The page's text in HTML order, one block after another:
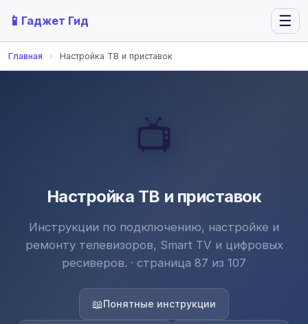
📱 Гаджет Гид ☰
Главная › Настройка ТВ и приставок
📺
Настройка ТВ и приставок
Инструкции по подключению, настройке и
ремонту телевизоров, Smart TV и цифровых
ресиверов. · страница 87 из 107
📖Понятные инструкции